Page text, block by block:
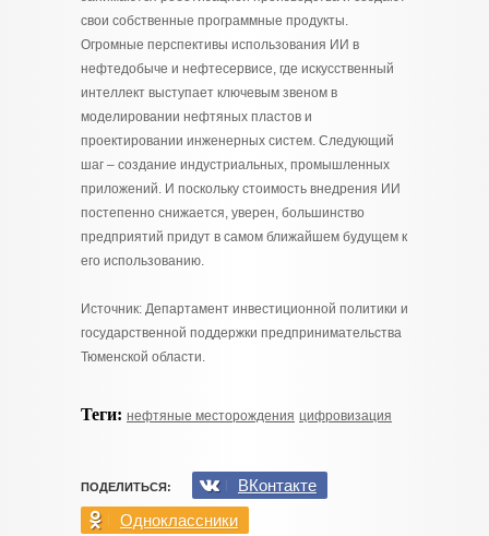
свои собственные программные продукты.
Огромные перспективы использования ИИ в
нефтедобыче и нефтесервисе, где искусственный
интеллект выступает ключевым звеном в
моделировании нефтяных пластов и
проектировании инженерных систем. Следующий
шаг – создание индустриальных, промышленных
приложений. И поскольку стоимость внедрения ИИ
постепенно снижается, уверен, большинство
предприятий придут в самом ближайшем будущем к
его использованию.
Источник: Департамент инвестиционной политики и
государственной поддержки предпринимательства
Тюменской области.
Теги: нефтяные месторождения цифровизация
ПОДЕЛИТЬСЯ:
ВКонтакте
Одноклассники